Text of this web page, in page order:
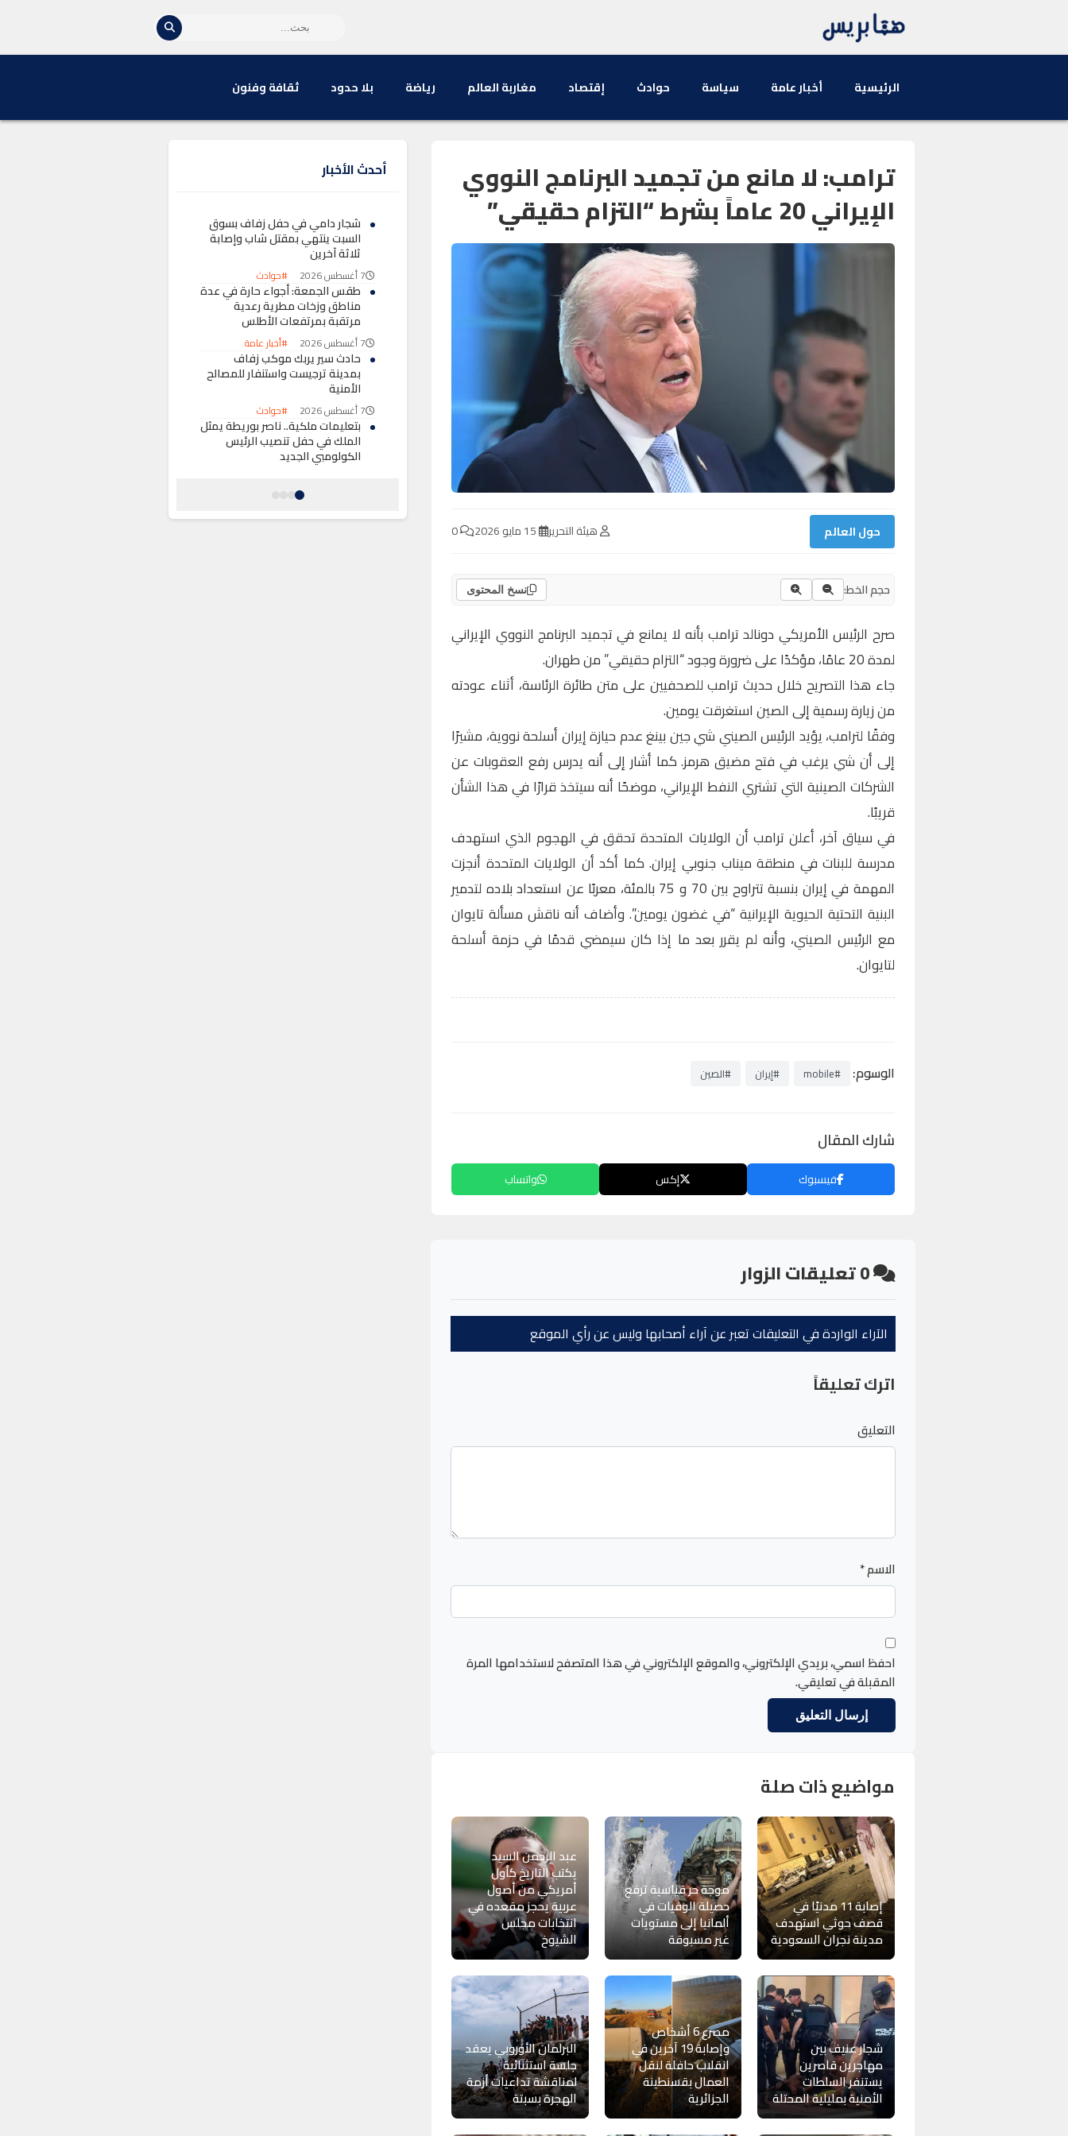
الرئيسية أخبار عامة سياسة حوادث إقتصاد مغاربة العالم رياضة بلا حدود ثقافة وفنون
ترامب: لا مانع من تجميد البرنامج النووي
الإيراني 20 عاماً بشرط “التزام حقيقي”
حول العالم هيئة التحرير
حجم الخط: نسخ المحتوى
صرح الرئيس الأمريكي دونالد ترامب بأنه لا يمانع في تجميد البرنامج النووي الإيراني
لمدة 20 عامًا، مؤكدًا على ضرورة وجود “التزام حقيقي” من طهران.
جاء هذا التصريح خلال حديث ترامب للصحفيين على متن طائرة الرئاسة، أثناء عودته
من زيارة رسمية إلى الصين استغرقت يومين.
وفقًا لترامب، يؤيد الرئيس الصيني شي جين بينغ عدم حيازة إيران أسلحة نووية، مشيرًا
إلى أن شي يرغب في فتح مضيق هرمز. كما أشار إلى أنه يدرس رفع العقوبات عن
الشركات الصينية التي تشتري النفط الإيراني، موضحًا أنه سيتخذ قرارًا في هذا الشأن
قريبًا.
في سياق آخر، أعلن ترامب أن الولايات المتحدة تحقق في الهجوم الذي استهدف
مدرسة للبنات في منطقة ميناب جنوبي إيران. كما أكد أن الولايات المتحدة أنجزت
المهمة في إيران بنسبة تتراوح بين 70 و 75 بالمئة، معربًا عن استعداد بلاده لتدمير
البنية التحتية الحيوية الإيرانية “في غضون يومين”. وأضاف أنه ناقش مسألة تايوان
مع الرئيس الصيني، وأنه لم يقرر بعد ما إذا كان سيمضي قدمًا في حزمة أسلحة
لتايوان.
الوسوم: #mobile #إيران #الصين
شارك المقال
فيسبوك إكس واتساب
0تعليقات الزوار
الآراء الواردة في التعليقات تعبر عن آراء أصحابها وليس عن رأي الموقع
اترك تعليقاً
التعليق
الاسم*
احفظ اسمي، بريدي الإلكتروني، والموقع الإلكتروني في هذا المتصفح لاستخدامها المرة
المقبلة في تعليقي.
مواضيع ذات صلة
إصابة 11 مدنيًا في
قصف حوثي استهدف
مدينة نجران السعودية
موجة حر قياسية ترفع
حصيلة الوفيات في
ألمانيا إلى مستويات
غير مسبوقة
عبد الرحمن السيد
يكتب التاريخ كأول
أمريكي من أصول
عربية يحجز مقعده في
انتخابات مجلس
الشيوخ
شجار عنيف بين
مهاجرين قاصرين
يستنفر السلطات
الأمنية بمليلية المحتلة
مصرع 6 أشخاص
وإصابة 19 آخرين في
انقلاب حافلة لنقل
العمال بقسنطينة
الجزائرية
البرلمان الأوروبي يعقد
جلسة استثنائية
لمناقشة تداعيات أزمة
الهجرة بسبتة
أحدث الأخبار
شجار دامي في حفل زفاف بسوق
السبت ينتهي بمقتل شاب وإصابة
ثلاثة آخرين
7 أغسطس 2026 #حوادث
طقس الجمعة: أجواء حارة في عدة
مناطق وزخات مطرية رعدية
مرتقبة بمرتفعات الأطلس
7 أغسطس 2026 #أخبار عامة
حادث سير يربك موكب زفاف
بمدينة ترجيست واستنفار للمصالح
الأمنية
7 أغسطس 2026 #حوادث
بتعليمات ملكية.. ناصر بوريطة يمثل
الملك في حفل تنصيب الرئيس
الكولومبي الجديد
شاطئ “لكزيرة” بسيدي إفني..
التجهيزات الأساسية